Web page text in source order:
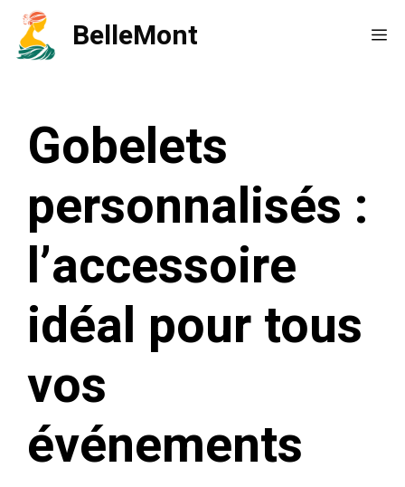
Aller
BelleMont
Gobelets
personnalisés :
l’accessoire
idéal pour tous
vos
événements